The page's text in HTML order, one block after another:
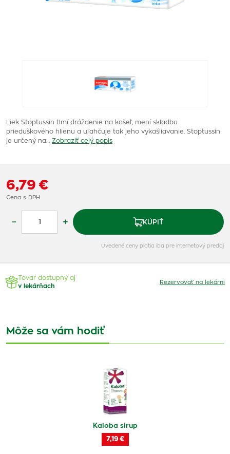
Liek Stoptussin tlmí dráždenie na kašeľ, mení skladbu
prieduškového hlienu a uľahčuje tak jeho vykašliavanie. Stoptussin
je určený na…
Zobraziť celý popis
6,79 €
Cena s DPH
– + KÚPIŤ
Uvedené ceny platia iba pre internetový predaj
Tovar dostupný aj
v lekárňach
Rezervovať na lekárni
Môže sa vám hodiť
Kaloba sirup
7,19 €